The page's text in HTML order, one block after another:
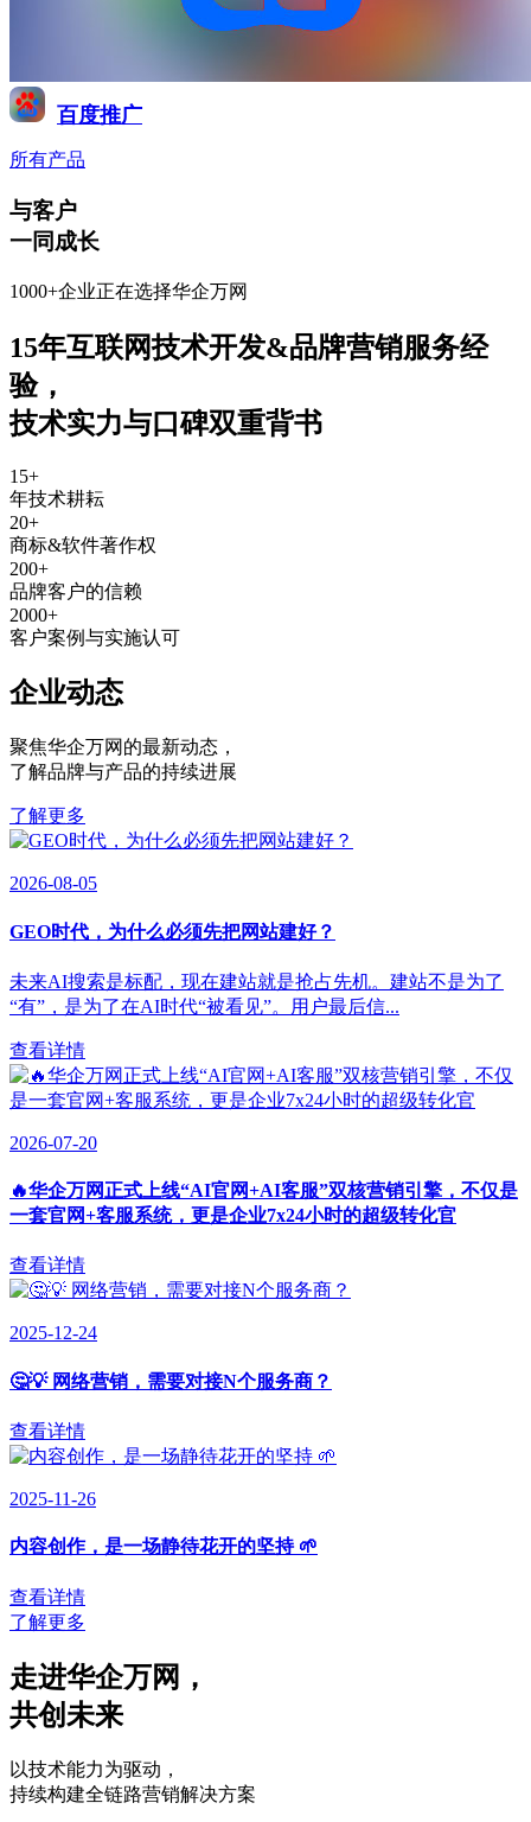
百度推广
所有产品
与客户
一同成长
1000+企业正在选择华企万网
15年互联网技术开发&品牌营销服务经
验，
技术实力与口碑双重背书
15+
年技术耕耘
20+
商标&软件著作权
200+
品牌客户的信赖
2000+
客户案例与实施认可
企业动态
聚焦华企万网的最新动态 ，
了解品牌与产品的持续进展
了解更多
2026-08-05
GEO时代，为什么必须先把网站建好？
未来AI搜索是标配，现在建站就是抢占先机。建站不是为了
“有”，是为了在AI时代“被看见”。用户最后信...
查看详情
2026-07-20
🔥华企万网正式上线“AI官网+AI客服”双核营销引擎，不仅是
一套官网+客服系统，更是企业7x24小时的超级转化官
查看详情
2025-12-24
🤔💡 网络营销，需要对接N个服务商？
查看详情
2025-11-26
内容创作，是一场静待花开的坚持 🌱
查看详情
了解更多
走进华企万网 ，
共创未来
以技术能力为驱动 ，
持续构建全链路营销解决方案